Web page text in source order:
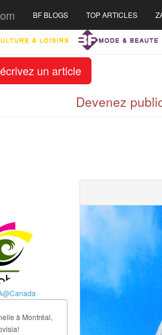
un article
BF BLOGS TOP ARTICLES
Devenez
à Montréal,